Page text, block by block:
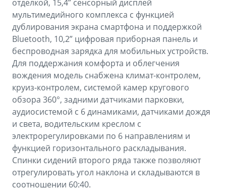
отделкой, 15,4” сенсорный дисплей
мультимедийного комплекса с функцией
дублирования экрана смартфона и поддержкой
Bluetooth, 10,2” цифровая приборная панель и
беспроводная зарядка для мобильных устройств.
Для поддержания комфорта и облегчения
вождения модель снабжена климат-контролем,
круиз-контролем, системой камер кругового
обзора 360°, задними датчиками парковки,
аудиосистемой с 6 динамиками, датчиками дождя
и света, водительским креслом с
электрорегулировками по 6 направлениям и
функцией горизонтального раскладывания.
Спинки сидений второго ряда также позволяют
отрегулировать угол наклона и складываются в
соотношении 60:40.